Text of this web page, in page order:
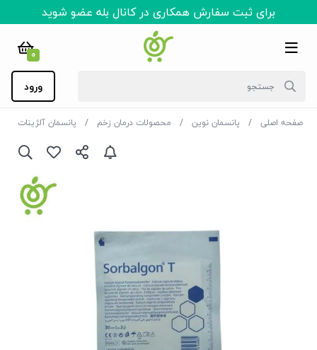
برای ثبت سفارش همکاری در کانال بله عضو شوید
0
ورود
صفحه اصلی پانسمان نوین محصولات درمان زخم پانسمان آلژینات